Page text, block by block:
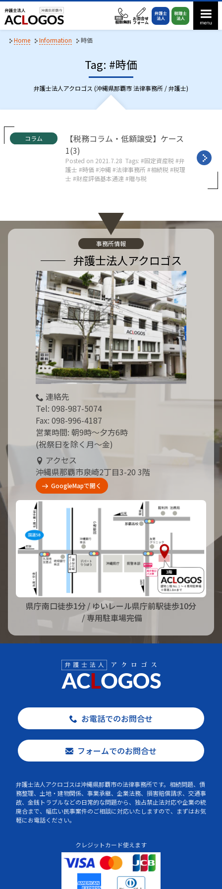
i
t
e
Home Information 時価
Tag: #時価
弁護士法人アクロゴス (沖縄県那覇市 法律事務所 / 弁護士)
C
a
コラム
【税務コラム・低額譲受】ケース
1(3)
Posted on 2021.7.28 Tags: 固定資産税
弁
護士
時価 沖縄 法律事務所 相続税
税理
士
財産評価基本通達 贈与税
事務所情報
弁護士法人アクロゴス
連絡先
Tel: 098-987-5074
Fax: 098-996-4187
営業時間: 朝9時～夕方6時
(祝祭日を除く月～金)
アクセス
沖縄県那覇市泉崎2丁目3-20 3階
GoogleMapで開く
県庁南口徒歩1分/ ゆいレール県庁前駅徒歩10分
/ 専用駐車場完備
お電話でのお問合せ
フォームでのお問合せ
弁護士法人アクロゴスは沖縄県那覇市の法律事務所です。相続問題、債
務整理、土地・建物関係、事業承継、企業法務、損害賠償請求、交通事
故、金銭トラブルなどの日常的な問題から、独占禁止法対応や企業の統
廃合まで、幅広い民事案件のご相談に対応いたしますので、まずはお気
軽にお電話ください。
クレジットカード使えます